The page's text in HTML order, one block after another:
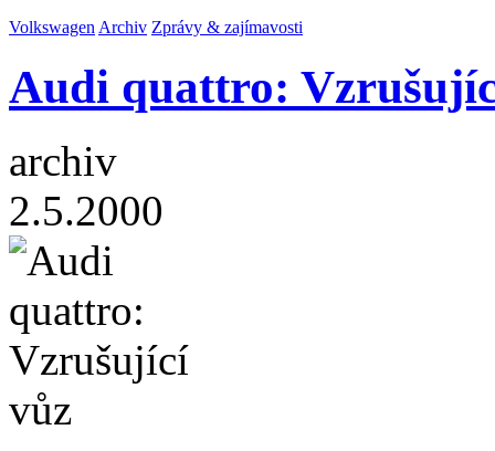
Volkswagen Archiv Zprávy & zajímavosti
Audi quattro:
archiv
2.5.2000